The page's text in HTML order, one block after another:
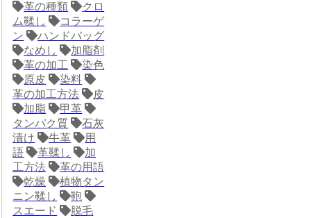
革の種類
クロ
ム鞣し
コラーゲ
ン
ハンドバッグ
なめし
加脂剤
革の加工
染色
原皮
染料
革の加工方法
皮
加脂
甲革
タンパク質
石灰
漬け
牛革
用
語
革鞣し
加
工方法
革の用語
乾燥
植物タン
ニン鞣し
鞄
スエード
脱毛